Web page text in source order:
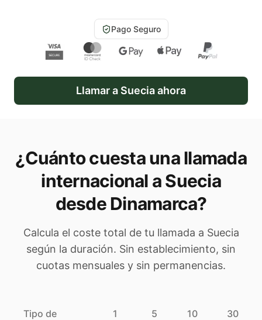
Pago Seguro
Llamar a Sueciaahora
¿Cuánto cuesta una llamada
internacional aSuecia
desde Dinamarca?
Calcula el coste total de tu llamada a Suecia
según la duración. Sin establecimiento, sin
cuotas mensuales y sin permanencias.
Tipo de
1
5
10
30